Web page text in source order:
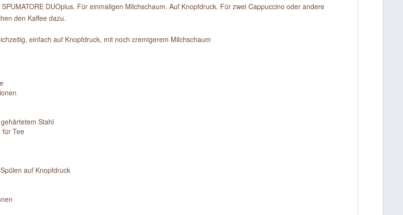
DUOplus. Für einmaligen Milchschaum. Auf Knopfdruck. Für zwei Cappuccino oder andere
den Kaffee dazu.
einfach auf Knopfdruck, mit noch cremigerem Milchschaum
Stahl
für Tee
auf Knopfdruck